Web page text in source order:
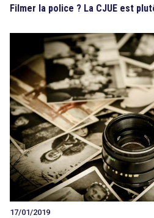
Filmer la police ? La CJUE est
17/01/2019